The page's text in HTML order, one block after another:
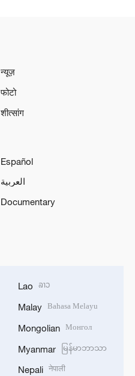
न्यूज़
फोटो
शीत्सांग
Español
العربية
Documentary
Lao ລາວ
Malay Bahasa Melayu
Mongolian Монгол
Myanmar မြန်မာဘာသာ
Nepali नेपाली